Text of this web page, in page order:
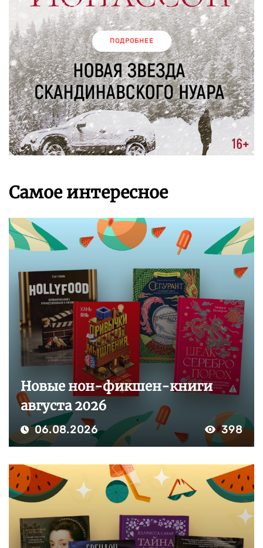
ПОДРОБНЕЕ
Самое интересное
Новые нон-фикшен-книги
августа 2026
06.08.2026 398